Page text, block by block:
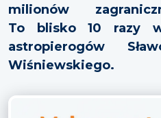
milionów
To blisko 10 razy
astropierogów
Wiśniewskiego.